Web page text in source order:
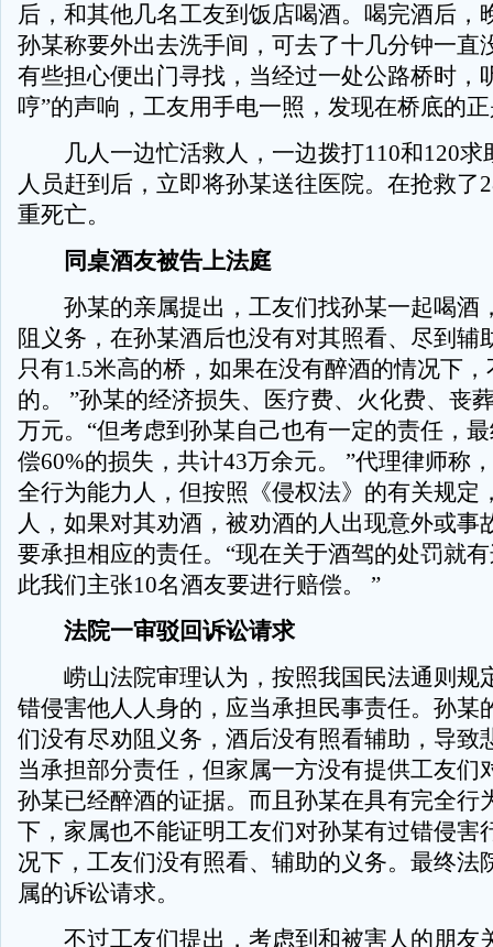
后，和其他几名工友到饭店喝酒。喝完酒后，
孙某称要外出去洗手间，可去了十几分钟一直
有些担心便出门寻找，当经过一处公路桥时，
哼”的声响，工友用手电一照，发现在桥底的
几人一边忙活救人，一边拨打110和120求
人员赶到后，立即将孙某送往医院。在抢救了
重死亡。
同桌酒友被告上法庭
孙某的亲属提出，工友们找孙某一起喝酒
阻义务，在孙某酒后也没有对其照看、尽到辅
只有1.5米高的桥，如果在没有醉酒的情况下
的。 ”孙某的经济损失、医疗费、火化费、丧
万元。“但考虑到孙某自己也有一定的责任，
偿60%的损失，共计43万余元。 ”代理律师称
全行为能力人，但按照《侵权法》的有关规定
人，如果对其劝酒，被劝酒的人出现意外或事
要承担相应的责任。“现在关于酒驾的处罚就
此我们主张10名酒友要进行赔偿。 ”
法院一审驳回诉讼请求
崂山法院审理认为，按照我国民法通则规
错侵害他人人身的，应当承担民事责任。孙某
们没有尽劝阻义务，酒后没有照看辅助，导致
当承担部分责任，但家属一方没有提供工友们
孙某已经醉酒的证据。而且孙某在具有完全行
下，家属也不能证明工友们对孙某有过错侵害
况下，工友们没有照看、辅助的义务。最终法
属的诉讼请求。
不过工友们提出，考虑到和被害人的朋友